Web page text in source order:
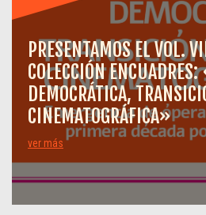
PRESENTAMOS EL VOL.
COLECCIÓN
DEMOCRÁTICA,
CINEMATOGRÁFICA»
ver más